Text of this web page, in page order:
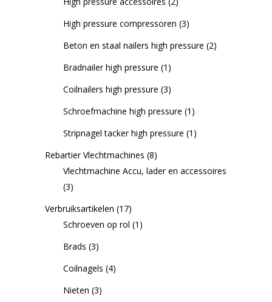
High pressure compressoren (3)
Beton en staal nailers high pressure (2)
Bradnailer high pressure (1)
Coilnailers high pressure (3)
Schroefmachine high pressure (1)
Stripnagel tacker high pressure (1)
Rebartier Vlechtmachines (8)
Vlechtmachine Accu, lader en accessoires
(3)
Verbruiksartikelen (17)
Schroeven op rol (1)
Brads (3)
Coilnagels (4)
Nieten (3)